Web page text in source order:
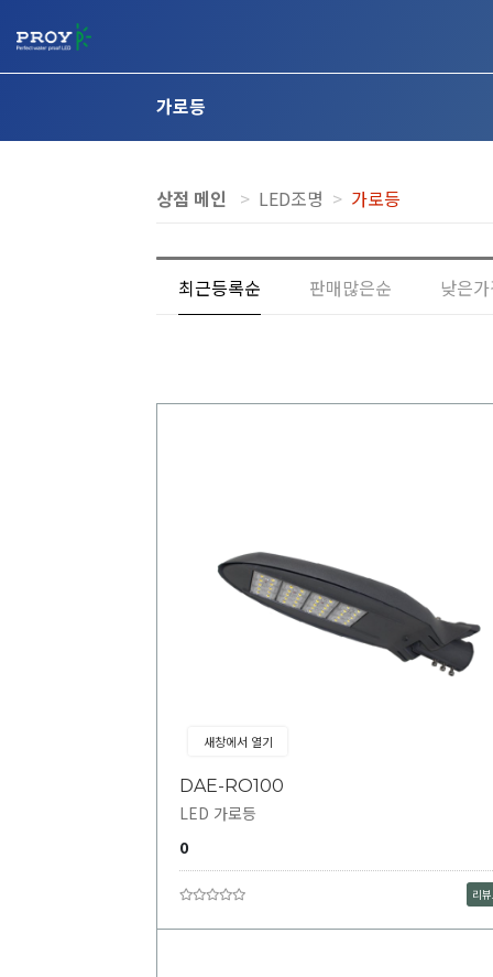
가로등
상점 메인 LED조명 가로등
최근등록순 판매많은순 낮은
새창에서 열기
DAE-RO100
LED 가로등
0
리